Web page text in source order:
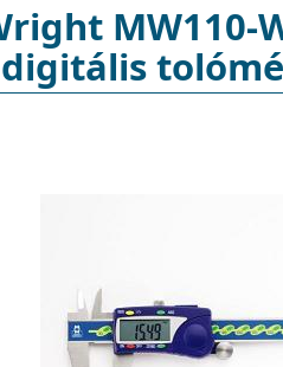
MW110-